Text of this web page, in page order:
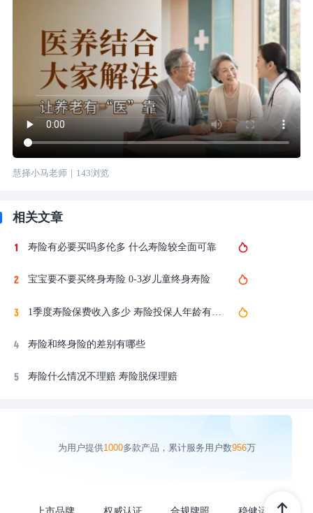
慧择小马老师｜ 143浏览
相关文章
寿险有必要买吗多伦多 什么寿险较全面可靠
宝宝要不要买终身寿险 0-3岁儿童终身寿险
1季度寿险保费收入多少 寿险投保人年龄有要求吗
寿险和终身险的差别有哪些
寿险什么情况不理赔 寿险脱保理赔
为用户提供1000多款产品，累计服务用户数956万